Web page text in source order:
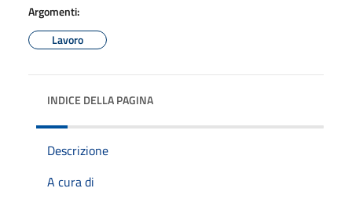
Argomenti:
Lavoro
INDICE DELLA PAGINA
Descrizione
A cura di